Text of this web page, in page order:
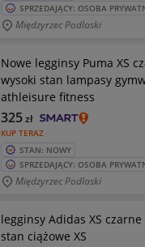
SPRZEDAJĄCY: OSOBA
Międzyrzec Podlaski
Nowe legginsy Puma XS
wysoki stan lampasy
athleisure fitness
KUP TERAZ
325zł
STAN: NOWY
SPRZEDAJĄCY: OSOBA
Międzyrzec Podlaski
legginsy Adidas XS czarne
stan ciążowe XS